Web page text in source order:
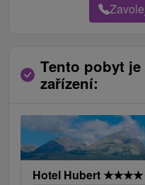
Tento pobyt
zařízení:
Hotel Hubert ★★★★